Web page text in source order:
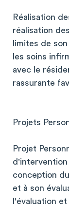
Réalisation
réalisation
limites de
les soins
avec le
rassurante
Projets
Projet
d'intervention
conception
et à son
l'évaluation